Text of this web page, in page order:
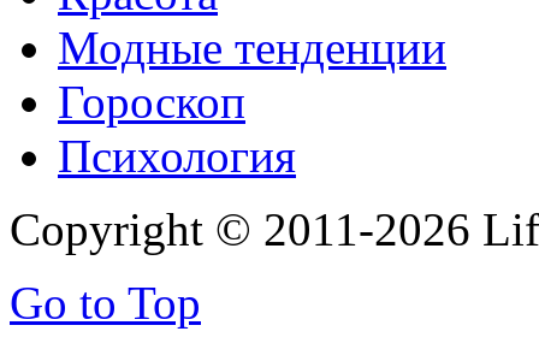
Модные тенденции
Гороскоп
Психология
Copyright © 2011-2026
Go to Top